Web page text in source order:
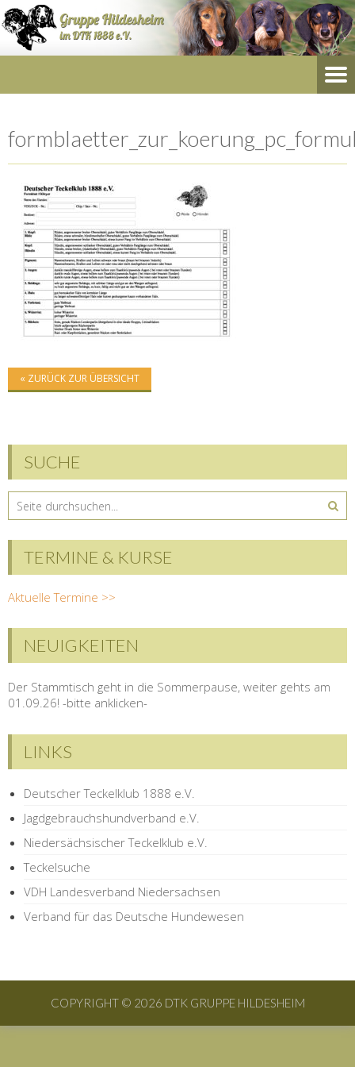
« ZURÜCK ZUR ÜBERSICHT
SUCHE
TERMINE & KURSE
Aktuelle Termine >>
NEUIGKEITEN
Der Stammtisch geht in die Sommerpause, weiter gehts am
01.09.26! -bitte anklicken-
LINKS
Deutscher Teckelklub 1888 e.V.
Jagdgebrauchshundverband e.V.
Niedersächsischer Teckelklub e.V.
Teckelsuche
VDH Landesverband Niedersachsen
Verband für das Deutsche Hundewesen
COPYRIGHT © 2026 DTK GRUPPE HILDESHEIM